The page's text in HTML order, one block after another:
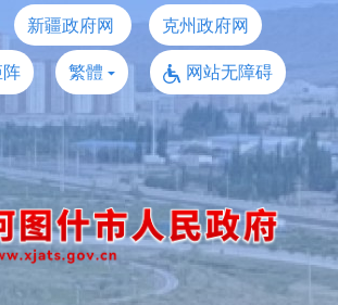
新疆政府网
克州政府网
繁體 网站无障碍